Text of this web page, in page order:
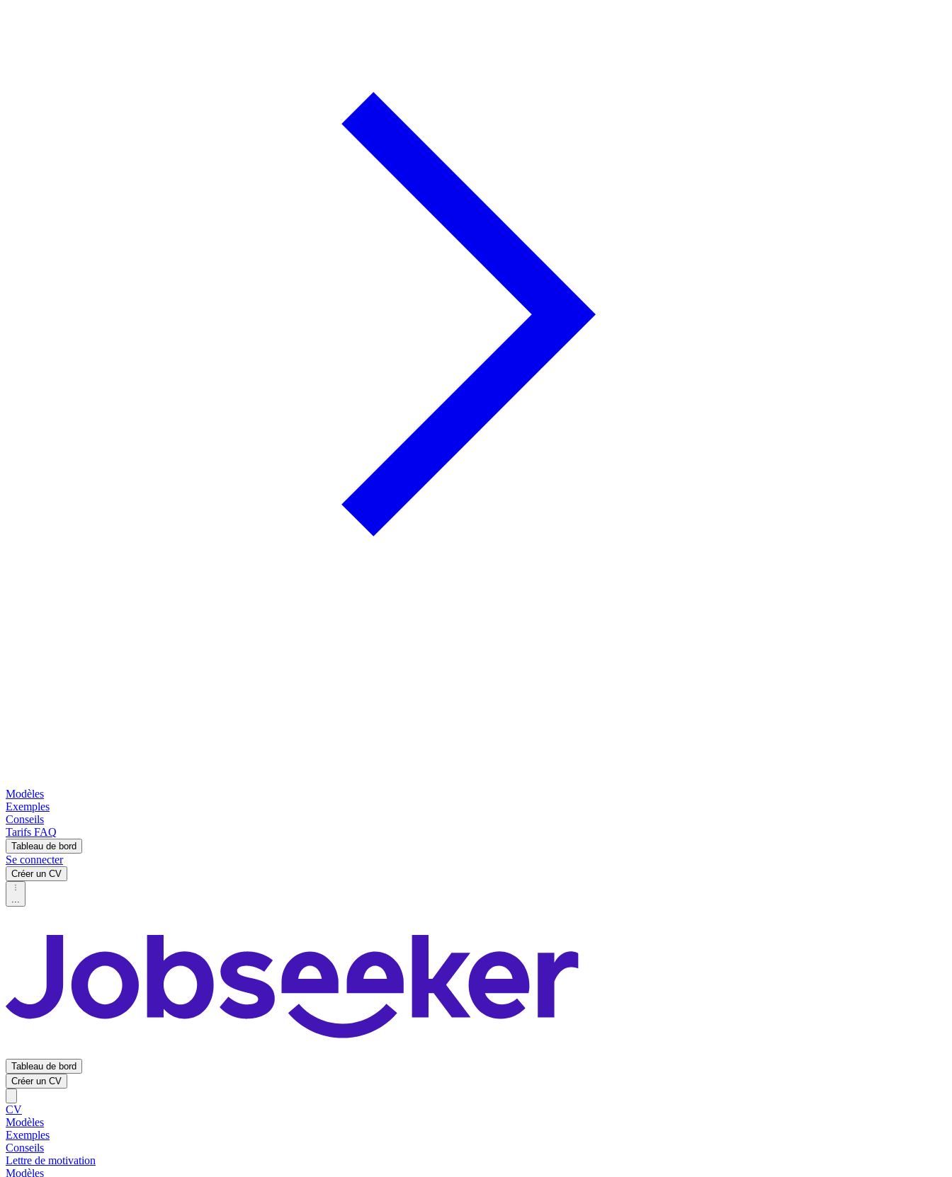
Modèles
Exemples
Conseils
Tarifs FAQ
Tableau de bord
Se connecter
Créer un CV
...
Tableau de bord
Créer un CV
CV
Modèles
Exemples
Conseils
Lettre de motivation
Modèles